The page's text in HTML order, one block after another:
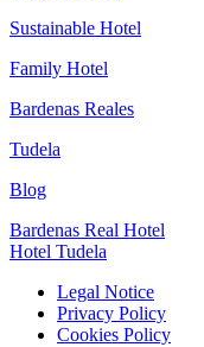
Sustainable Hotel
Family Hotel
Bardenas Reales
Tudela
Blog
Bardenas Real Hotel
Hotel Tudela
Legal Notice
Privacy Policy
Cookies Policy